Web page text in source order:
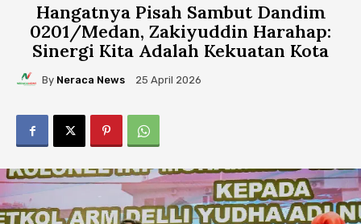
Hangatnya Pisah Sambut Dandim
0201/Medan, Zakiyuddin Harahap:
Sinergi Kita Adalah Kekuatan Kota
By Neraca News 25 April 2026